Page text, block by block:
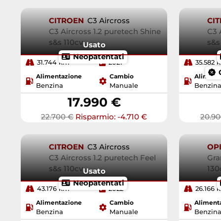
CITROEN C3 Aircross
C3 Aircross 1.2 puretech Shine
s&s 110cv
Neopatentati
Usato
31.744 km 2021
Alimentazione
Benzina
Cambio
Manuale
17.990 €
22.700 € Risparmio: -4.710 €
C3
35.582
Benzina
CITROEN C3 Aircross
C3 Aircross 1.2 puretech Feel
s&s 110cv
Neopatentati
Usato
43.176 km 2022
Alimentazione
Benzina
Cambio
Manuale
26.166
Benzina